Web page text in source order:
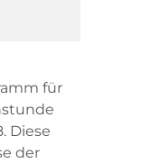
für
Diese
der